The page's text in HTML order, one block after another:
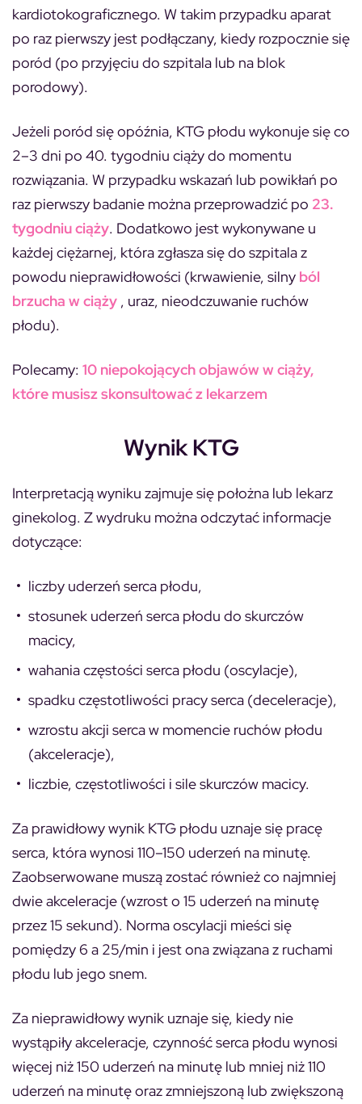
kardiotokograficznego. W takim przypadku aparat
po raz pierwszy jest podłączany, kiedy rozpocznie się
poród (po przyjęciu do szpitala lub na blok
porodowy).
Jeżeli poród się opóźnia, KTG płodu wykonuje się co
2–3 dni po 40. tygodniu ciążydo momentu
rozwiązania. W przypadku wskazań lub powikłań po
raz pierwszy badanie można przeprowadzić po 23.
tygodniu ciąży. Dodatkowo jest wykonywane u
każdej ciężarnej, która zgłasza się do szpitala z
powodu nieprawidłowości (krwawienie, silny ból
brzucha w ciąży , uraz, nieodczuwanie ruchów
płodu).
Polecamy: 10 niepokojących objawów w ciąży,
które musisz skonsultować z lekarzem
Wynik KTG
Interpretacją wyniku zajmuje się położna lub lekarz
ginekolog. Z wydruku można odczytać informacje
dotyczące:
liczby uderzeń serca płodu,
stosunek uderzeń serca płodu do skurczów
macicy,
wahania częstości serca płodu (oscylacje),
spadku częstotliwości pracy serca (deceleracje),
wzrostu akcji serca w momencie ruchów płodu
(akceleracje),
liczbie, częstotliwości i sile skurczów macicy.
Za prawidłowy wynik KTG płodu uznaje się pracę
serca, która wynosi 110–150 uderzeń na minutę.
Zaobserwowane muszą zostać również co najmniej
dwie akceleracje (wzrost o 15 uderzeń na minutę
przez 15 sekund). Norma oscylacji mieści się
pomiędzy 6 a 25/min i jest ona związana z ruchami
płodu lub jego snem.
Za nieprawidłowy wynik uznaje się, kiedy nie
wystąpiły akceleracje, czynność serca płodu wynosi
więcej niż 150 uderzeń na minutę lub mniej niż 110
uderzeń na minutę oraz zmniejszoną lub zwiększoną